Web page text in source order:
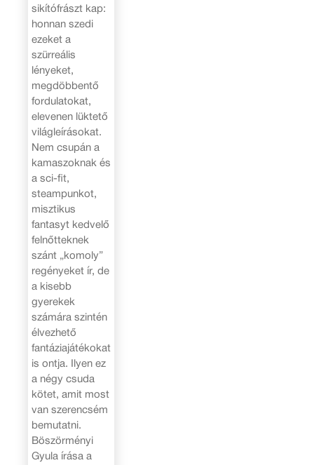
sikítófrászt kap:
honnan szedi
ezeket a
szürreális
lényeket,
megdöbbentő
fordulatokat,
elevenen lüktető
világleírásokat.
Nem csupán a
kamaszoknak és
a sci-fit,
steampunkot,
misztikus
fantasyt kedvelő
felnőtteknek
szánt „komoly”
regényeket ír, de
a kisebb
gyerekek
számára szintén
élvezhető
fantáziajátékokat
is ontja. Ilyen ez
a négy csuda
kötet, amit most
van szerencsém
bemutatni.
Böszörményi
Gyula írása a